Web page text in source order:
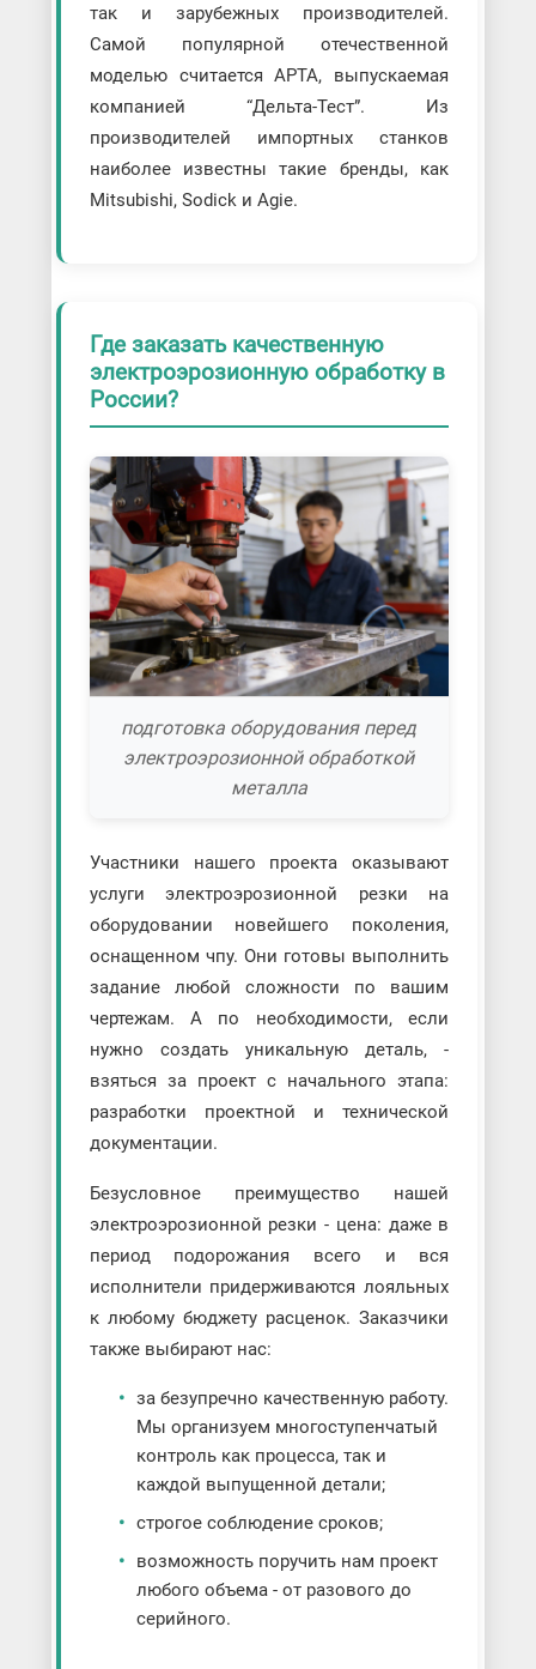
так и зарубежных производителей.
Самой популярной отечественной
моделью считается АРТА, выпускаемая
компанией “Дельта-Тест”. Из
производителей импортных станков
наиболее известны такие бренды, как
Mitsubishi, Sodick и Agie.
Где заказать качественную
электроэрозионную обработку в
России?
подготовка оборудования перед
электроэрозионной обработкой
металла
Участники нашего проекта оказывают
услуги электроэрозионной резки на
оборудовании новейшего поколения,
оснащенном чпу. Они готовы выполнить
задание любой сложности по вашим
чертежам. А по необходимости, если
нужно создать уникальную деталь, -
взяться за проект с начального этапа:
разработки проектной и технической
документации.
Безусловное преимущество нашей
электроэрозионной резки - цена: даже в
период подорожания всего и вся
исполнители придерживаются лояльных
к любому бюджету расценок. Заказчики
также выбирают нас:
за безупречно качественную работу.
Мы организуем многоступенчатый
контроль как процесса, так и
каждой выпущенной детали;
строгое соблюдение сроков;
возможность поручить нам проект
любого объема - от разового до
серийного.